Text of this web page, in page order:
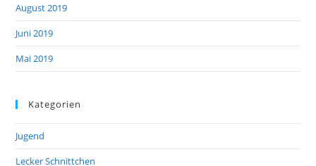
August 2019
Juni 2019
Mai 2019
Kategorien
Jugend
Lecker Schnittchen